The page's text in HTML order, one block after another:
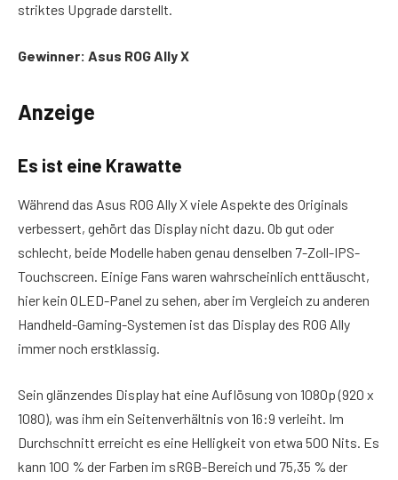
striktes Upgrade darstellt.
Gewinner: Asus ROG Ally X
Anzeige
Es ist eine Krawatte
Während das Asus ROG Ally X viele Aspekte des Originals
verbessert, gehört das Display nicht dazu. Ob gut oder
schlecht, beide Modelle haben genau denselben 7-Zoll-IPS-
Touchscreen. Einige Fans waren wahrscheinlich enttäuscht,
hier kein OLED-Panel zu sehen, aber im Vergleich zu anderen
Handheld-Gaming-Systemen ist das Display des ROG Ally
immer noch erstklassig.
Sein glänzendes Display hat eine Auflösung von 1080p (920 x
1080), was ihm ein Seitenverhältnis von 16:9 verleiht. Im
Durchschnitt erreicht es eine Helligkeit von etwa 500 Nits. Es
kann 100 % der Farben im sRGB-Bereich und 75,35 % der